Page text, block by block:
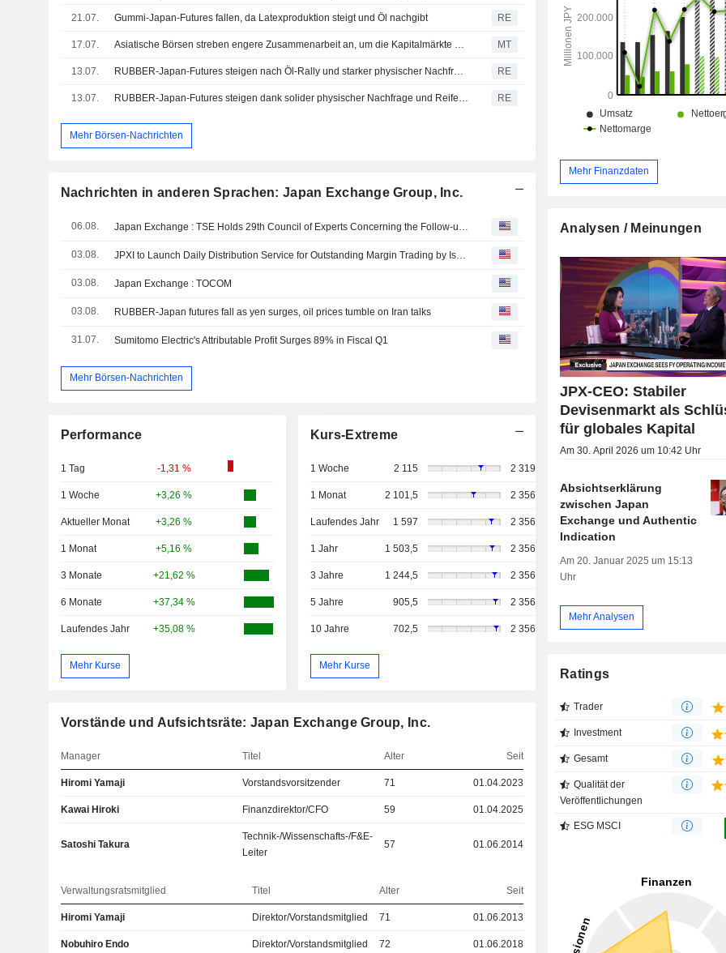
21.07. Gummi-Japan-Futures fallen, da Latexproduktion steigt und Öl nachgibt RE
17.07. Asiatische Börsen streben engere Zusammenarbeit an, um die Kapitalmärkte zu stärken MT
13.07. RUBBER-Japan-Futures steigen nach Öl-Rally und starker physischer Nachfrage RE
13.07. RUBBER-Japan-Futures steigen dank solider physischer Nachfrage und Reifenexporten RE
Mehr Börsen-Nachrichten
Nachrichten in anderen Sprachen: Japan Exchange Group, Inc.
06.08.
03.08.
03.08. Japan Exchange : TOCOM
03.08. RUBBER-Japan futures fall as yen surges, oil prices tumble on Iran talks
31.07. Sumitomo Electric's Attributable Profit Surges 89% in Fiscal Q1
Mehr Börsen-Nachrichten
Performance
1 Tag -1,31 %
1 Woche +3,26 %
Aktueller Monat +3,26 %
1 Monat +5,16 %
3 Monate +21,62 %
6 Monate +37,34 %
Laufendes Jahr +35,08 %
Mehr Kurse
Kurs-Extreme
1 Woche 2 115 2 319
1 Monat 2 101,5 2 356
Laufendes Jahr 1 597 2 356
1 Jahr 1 503,5 2 356
3 Jahre 1 244,5 2 356
5 Jahre 905,5 2 356
10 Jahre 702,5 2 356
Mehr Kurse
Vorstände und Aufsichtsräte: Japan Exchange Group, Inc.
Manager Titel Alter Seit
Hiromi Yamaji Vorstandsvorsitzender 71 01.04.2023
Kawai Hiroki Finanzdirektor/CFO 59 01.04.2025
Satoshi Takura
Technik-/Wissenschafts-/F&E-
Leiter
57 01.06.2014
Verwaltungsratsmitglied Titel Alter Seit
Hiromi Yamaji Direktor/Vorstandsmitglied 71 01.06.2013
Nobuhiro Endo Direktor/Vorstandsmitglied 72 01.06.2018
Mehr Finanzdaten
Analysen / Meinungen
JPX-CEO: Stabiler
Devisenmarkt als
für globales Kapital
Am 30. April 2026 um 10:42 Uhr
Absichtserklärung
zwischen Japan
Exchange und Authentic
Indication
Am 20. Januar 2025 um 15:13
Uhr
Mehr Analysen
Ratings
Trader
Investment
Gesamt
Qualität der
Veröffentlichungen
ESG MSCI